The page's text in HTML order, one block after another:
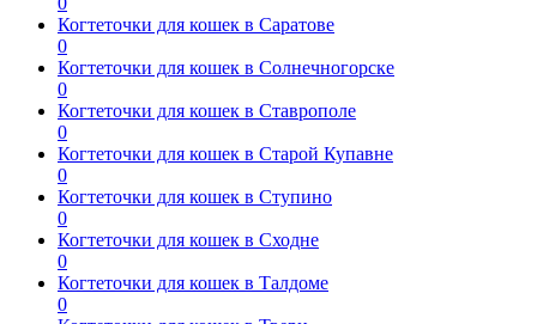
Когтеточки для кошек в Саратове
0
Когтеточки для кошек в Солнечногорске
0
Когтеточки для кошек в Ставрополе
0
Когтеточки для кошек в Старой Купавне
0
Когтеточки для кошек в Ступино
0
Когтеточки для кошек в Сходне
0
Когтеточки для кошек в Талдоме
0